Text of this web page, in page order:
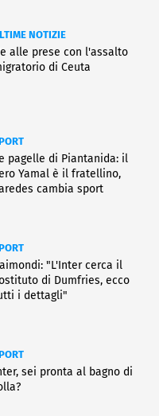
NOTIZIE
alle prese con l'assalto
di Ceuta
pagelle di Piantanida: il
Yamal è il fratellino,
cambia sport
"L'Inter cerca il
di Dumfries, ecco
i dettagli"
sei pronta al bagno di